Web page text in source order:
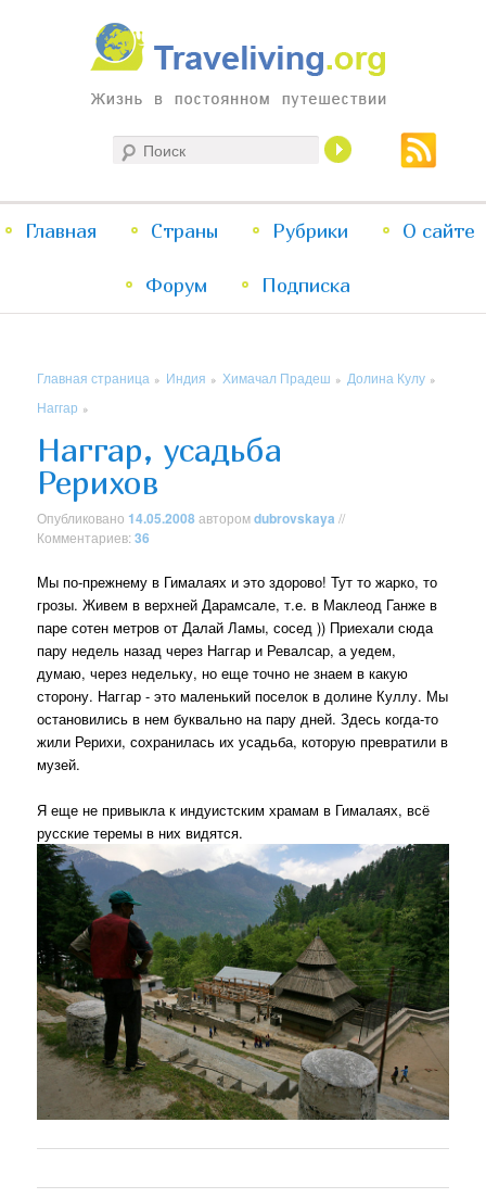
Traveliving
Жизнь в постоянном путешествии
меню
Перейти
к
Перейти
к
Главная Страны Рубрики О сайте
Форум Подписка
Главная страница » Индия » Химачал Прадеш » Долина Кулу »
Наггар »
Наггар, усадьба
Рерихов
Опубликовано 14.05.2008авторомdubrovskaya //
Комментариев:36
Мы по-прежнему в Гималаях и это здорово! Тут то жарко, то
грозы. Живем в верхней Дарамсале, т.е. в Маклеод Ганже в
паре сотен метров от Далай Ламы, сосед )) Приехали сюда
пару недель назад через Наггар и Ревалсар, а уедем,
думаю, через недельку, но еще точно не знаем в какую
сторону. Наггар - это маленький поселок в долине Куллу. Мы
остановились в нем буквально на пару дней. Здесь когда-то
жили Рерихи, сохранилась их усадьба, которую превратили в
музей.
Я еще не привыкла к индуистским храмам в Гималаях, всё
русские теремы в них видятся.